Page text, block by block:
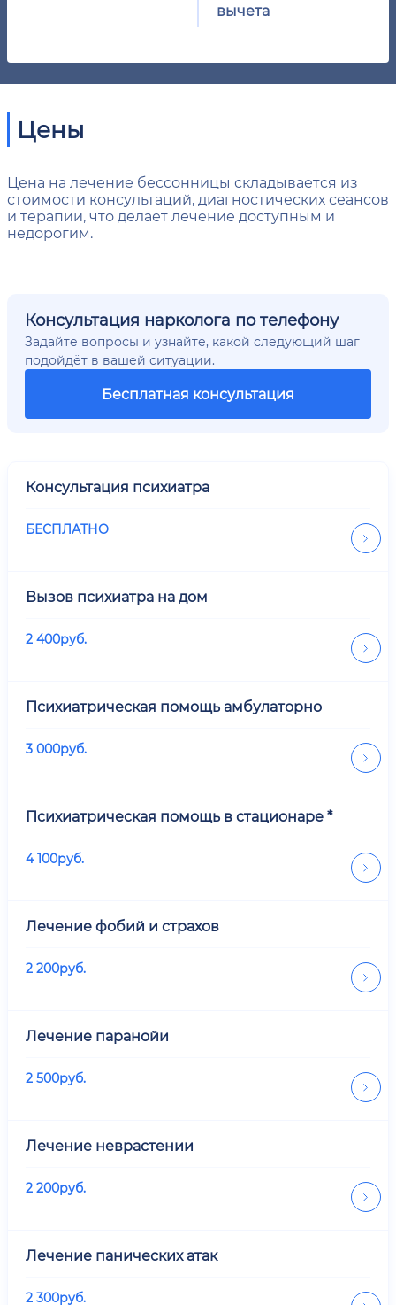
вычета
Цены
Цена на лечение бессонницы складывается из
стоимости консультаций, диагностических сеансов
и терапии, что делает лечение доступным и
недорогим.
Консультация нарколога по телефону
Задайте вопросы и узнайте, какой следующий шаг
подойдёт в вашей ситуации.
Бесплатная консультация
Консультация психиатра
БЕСПЛАТНО
Вызов психиатра на дом
2 400руб.
Психиатрическая помощь амбулаторно
3 000руб.
Психиатрическая помощь в стационаре *
4 100руб.
Лечение фобий и страхов
2 200руб.
Лечение паранойи
2 500руб.
Лечение неврастении
2 200руб.
Лечение панических атак
2 300руб.